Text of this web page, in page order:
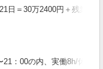
日＝30万2400円＋残業代
21：00の内、実働8h/休